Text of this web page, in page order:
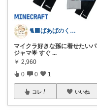
🐈‍⬛ばあばのくらしメモ🐾
マイクラ好きな孫に着せたいパ
ジャマ🌟 すぐ ...
￥ 2,960
0 0 1
コレ いいね